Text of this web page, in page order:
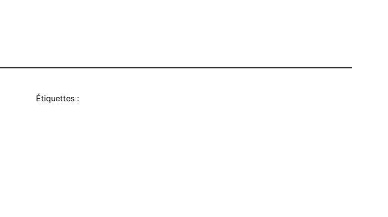
Étiquettes :